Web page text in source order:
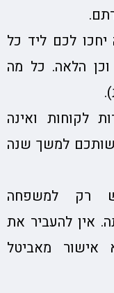
יחכו לכם ליד כל
הלאה. כל מה
לקוחות ואינה
למשך שנה
רק למשפחה
אין להעביר את
מאביטל